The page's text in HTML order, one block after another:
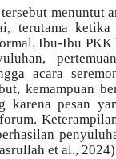
menuntut
terutama ketika
Ibu-Ibu PKK
acara
kemampuan
karena pesan
et al., 2024)